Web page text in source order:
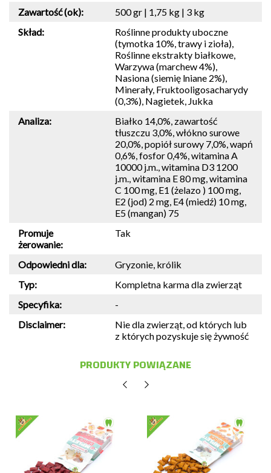
Zawartość (ok):
500 gr | 1,75 kg | 3 kg
Skład:
Roślinne produkty uboczne
(tymotka 10%, trawy i zioła),
Roślinne ekstrakty białkowe,
Warzywa (marchew 4%),
Nasiona (siemię lniane 2%),
Minerały, Fruktooligosacharydy
(0,3%), Nagietek, Jukka
Analiza:
Białko 14,0%, zawartość
tłuszczu 3,0%, włókno surowe
20,0%, popiół surowy 7,0%, wapń
0,6%, fosfor 0,4%, witamina A
10000 j.m., witamina D3 1200
j.m., witamina E 80 mg, witamina
C 100 mg, E1 (żelazo ) 100 mg,
E2 (jod) 2 mg, E4 (miedź) 10 mg,
E5 (mangan) 75
Promuje
żerowanie:
Tak
Odpowiedni dla:
Gryzonie, królik
Typ:
Kompletna karma dla zwierząt
Specyfika:
-
Disclaimer:
Nie dla zwierząt, od których lub
z których pozyskuje się żywność
PRODUKTY POWIĄZANE